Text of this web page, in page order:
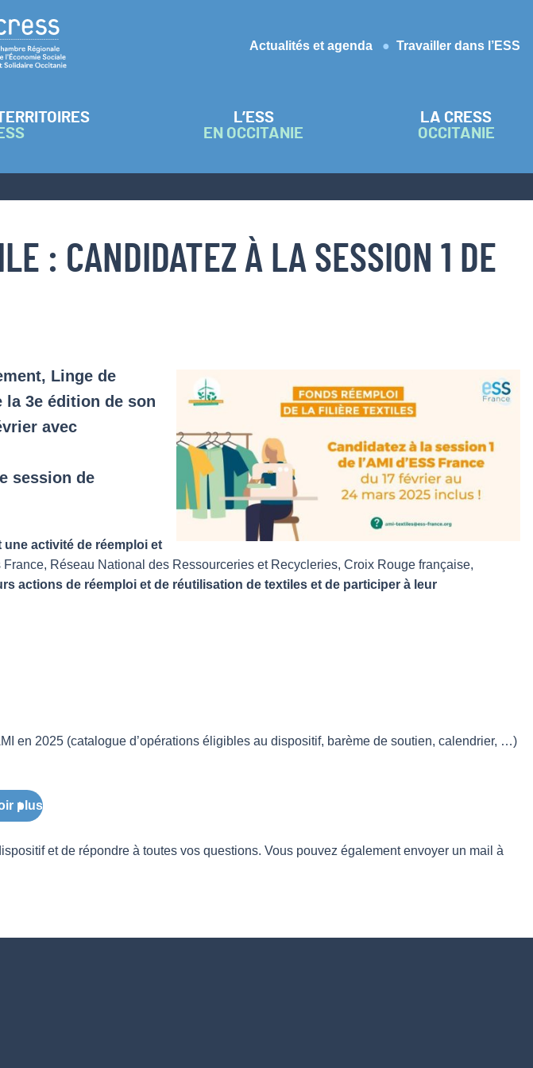
Actualités et agenda
Travailler dans l’ESS
L’ESS
EN OCCITANIE
LA CRESS
OCCITANIE
: CANDIDATEZ À LA SESSION 1 DE
Linge de
la 3e édition de son
avec
session de
une activité de réemploi et
France, Réseau National des Ressourceries et Recycleries, Croix Rouge française,
actions de réemploi et de réutilisation de textiles et de participer à leur
en 2025 (catalogue d’opérations éligibles au dispositif, barème de soutien, calendrier, …)
plus
et de répondre à toutes vos questions. Vous pouvez également envoyer un mail à